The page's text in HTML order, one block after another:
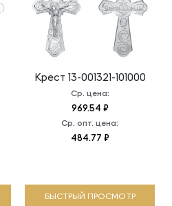
Крест 13-001321-101000
Ср. цена:
969.54 ₽
Ср. опт. цена:
484.77 ₽
БЫСТРЫЙ ПРОСМОТР